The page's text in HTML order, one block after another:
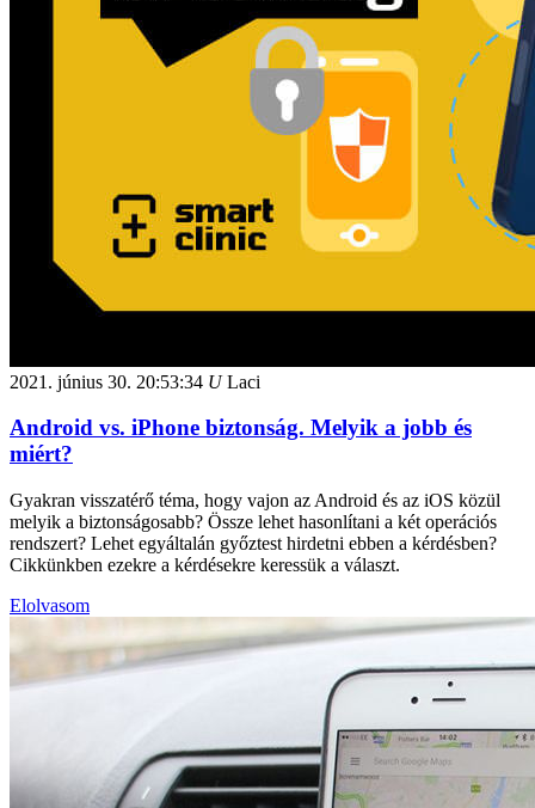
2021. június 30. 20:53:34 ULaci
Android vs. iPhone biztonság. Melyik a jobb és
miért?
Gyakran visszatérő téma, hogy vajon az Android és az iOS közül
melyik a biztonságosabb? Össze lehet hasonlítani a két operációs
rendszert? Lehet egyáltalán győztest hirdetni ebben a kérdésben?
Cikkünkben ezekre a kérdésekre keressük a választ.
Elolvasom